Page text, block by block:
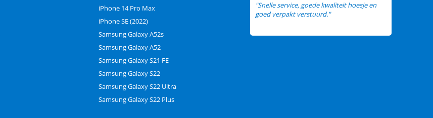
iPhone 14 Pro Max
iPhone SE (2022)
Samsung Galaxy A52s
Samsung Galaxy A52
Samsung Galaxy S21 FE
Samsung Galaxy S22
Samsung Galaxy S22 Ultra
Samsung Galaxy S22 Plus
"Snelle service, goede kwaliteit hoesje en
goed verpakt verstuurd."